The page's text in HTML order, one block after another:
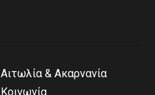
Αιτωλία & Ακαρνανία
Κοινωνία